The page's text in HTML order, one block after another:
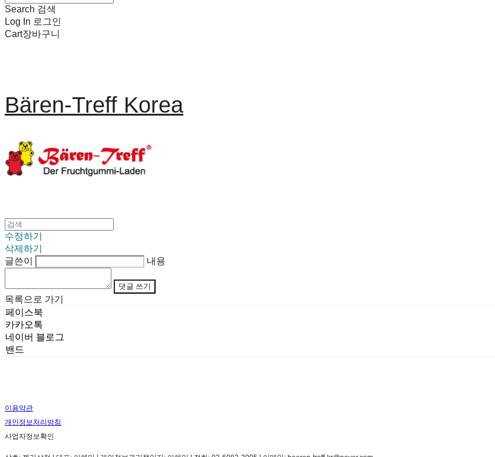
Search 검색
Log In 로그인
Cart장바구니
Bären-Treff Korea
수정하기
삭제하기
글쓴이
내용
댓글 쓰기
목록으로 가기
페이스북
카카오톡
네이버 블로그
밴드
이용약관
개인정보처리방침
사업자정보확인